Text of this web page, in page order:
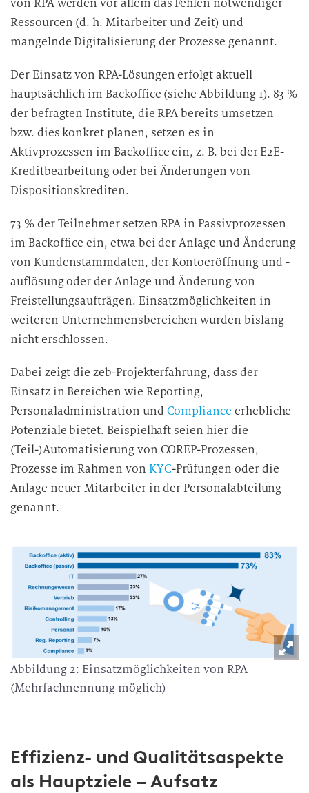
u
n
von RPA werden vor allem das Fehlen notwendiger
Ressourcen (d. h. Mitarbeiter und Zeit) und
mangelnde Digitalisierung der Prozesse genannt.
Der Einsatz von RPA-Lösungen erfolgt aktuell
hauptsächlich im Backoffice (siehe Abbildung 1). 83 %
der befragten Institute, die RPA bereits umsetzen
bzw. dies konkret planen, setzen es in
Aktivprozessen im Backoffice ein, z. B. bei der E2E-
Kreditbearbeitung oder bei Änderungen von
Dispositionskrediten.
73 % der Teilnehmer setzen RPA in Passivprozessen
im Backoffice ein, etwa bei der Anlage und Änderung
von Kundenstammdaten, der Kontoeröffnung und -
auflösung oder der Anlage und Änderung von
Freistellungsaufträgen. Einsatzmöglichkeiten in
weiteren Unternehmensbereichen wurden bislang
nicht erschlossen.
Dabei zeigt die zeb-Projekterfahrung, dass der
Einsatz in Bereichen wie Reporting,
Personaladministration und Compliance erhebliche
Potenziale bietet. Beispielhaft seien hier die
(Teil-)Automatisierung von COREP-Prozessen,
Prozesse im Rahmen von KYC-Prüfungen oder die
Anlage neuer Mitarbeiter in der Personalabteilung
genannt.
Abbildung 2: Einsatzmöglichkeiten von RPA
(Mehrfachnennung möglich)
Effizienz- und Qualitätsaspekte
als Hauptziele – Aufsatz